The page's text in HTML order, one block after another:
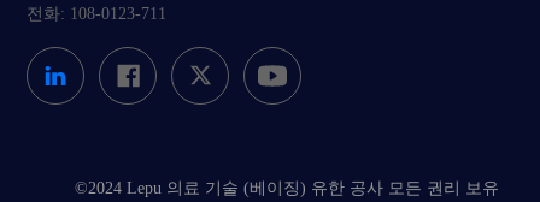
전화: 108-0123-711
©2024 Lepu 의료 기술 (베이징) 유한 공사 모든 권리 보유